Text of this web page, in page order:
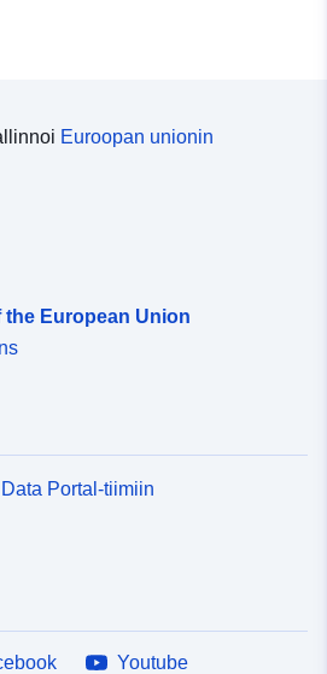
Euroopan unionin
European Union
Portal-tiimiin
Youtube